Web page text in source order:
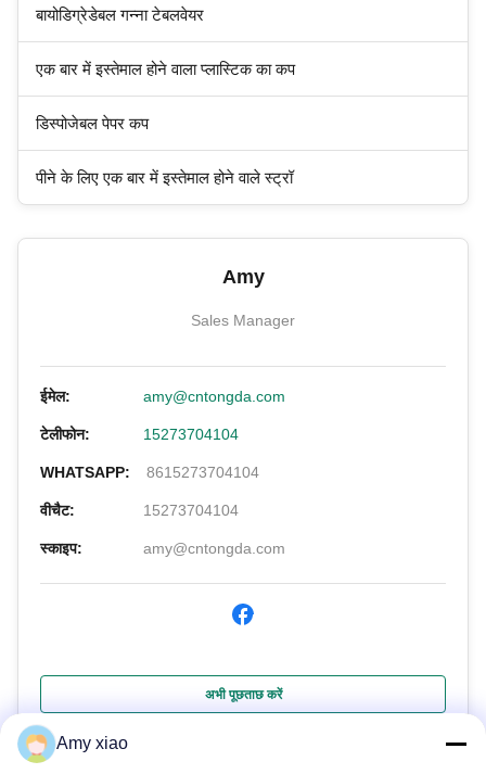
बायोडिग्रेडेबल गन्ना टेबलवेयर
एक बार में इस्तेमाल होने वाला प्लास्टिक का कप
डिस्पोजेबल पेपर कप
पीने के लिए एक बार में इस्तेमाल होने वाले स्ट्रॉ
Amy
Sales Manager
ईमेल: amy@cntongda.com
टेलीफोन: 15273704104
WHATSAPP: 8615273704104
वीचैट: 15273704104
स्काइप: amy@cntongda.com
अभी पूछताछ करें
Amy xiao